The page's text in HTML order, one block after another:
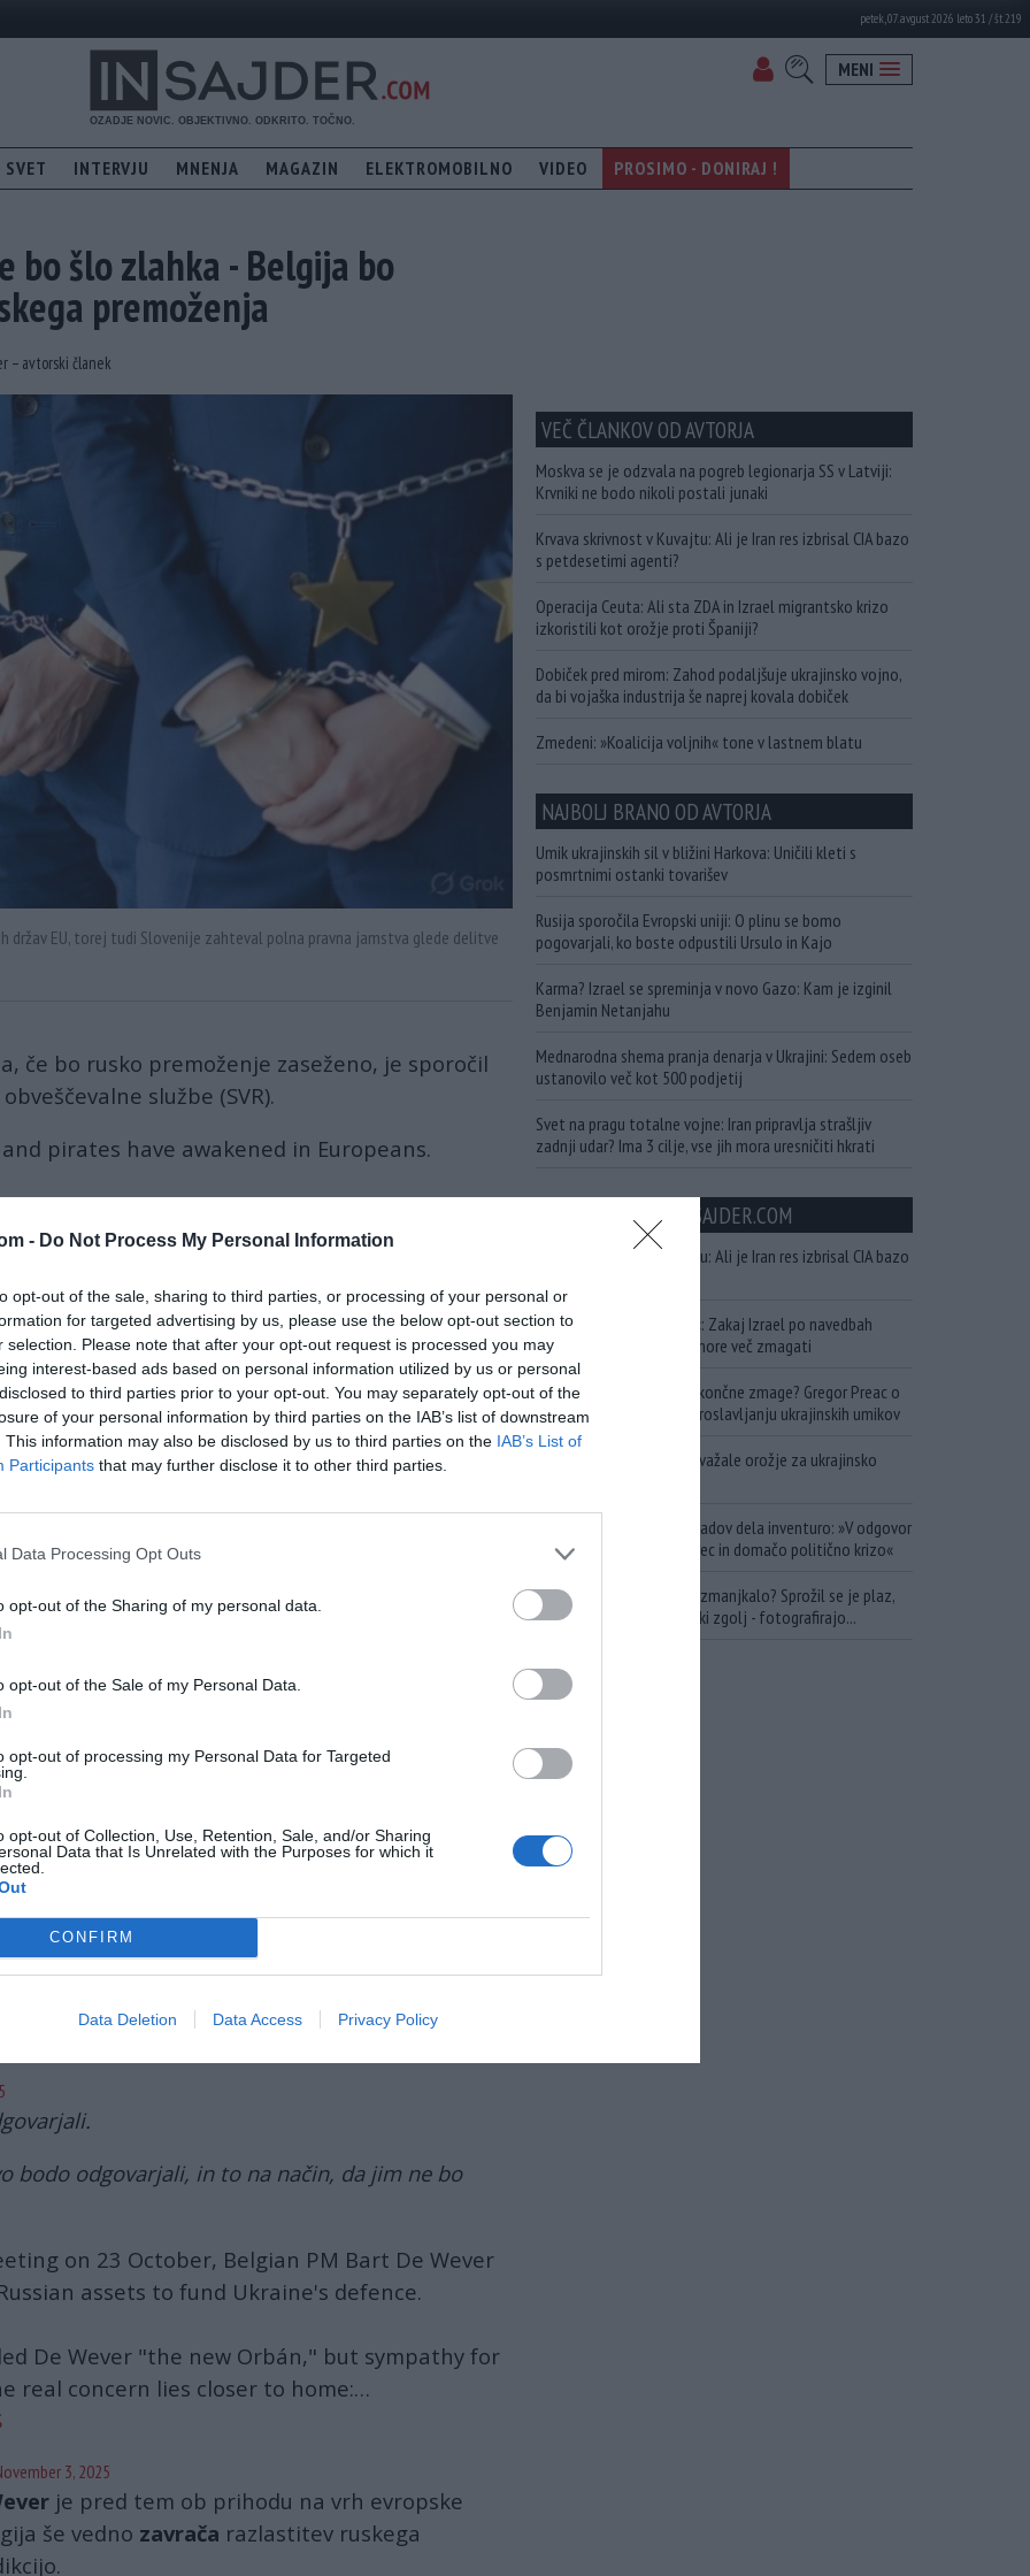
- Do Not Process My Personal Information
opt-out of the sale, sharing to third parties, or processing of your personal or
for targeted advertising by us, please use the below opt-out section to
selection. Please note that after your opt-out request is processed you may
interest-based ads based on personal information utilized by us or personal
to third parties prior to your opt-out. You may separately opt-out of the
of your personal information by third parties on the IAB’s list of downstream
This information may also be disclosed by us to third parties on the IAB’s List of
Participants that may further disclose it to other third parties.
Data Processing Opt Outs
opt-out of the Sharing of my personal data.
opt-out of the Sale of my Personal Data.
opt-out of processing my Personal Data for Targeted
opt-out of Collection, Use, Retention, Sale, and/or Sharing
Data that Is Unrelated with the Purposes for which it
CONFIRM
Data Deletion Data Access Privacy Policy
petek, 07. avgust 2026 leto 31 / št. 219
MENI
SVET INTERVJU MNENJA MAGAZIN ELEKTROMOBILNO VIDEO PROSIMO - DONIRAJ !
bo šlo zlahka - Belgija bo
premoženja
– avtorski članek
držav EU, torej tudi Slovenije zahteval polna pravna jamstva glede delitve
če bo rusko premoženje zaseženo, je sporočil
službe (SVR).
pirates have awakened in Europeans.
stealing Russian money is arranged, there is
response to any acts of banditry"
3jkPJmpjQ6
2025
in želje po porazuRusijeso se državeEvropske
ekonomske krize, njihovi proračuni so prazni.
žito na račun ukradenega ruskega premoženja.
ugotovila SVR.
— Russia’s Foreign Intel Service warns Belgium
Russian assets
wary of consequences, the service told TASS
— they will definitely be prosecuted’
2025
lastnicatega 'tatinskegavzajemnega
EU to steal Russian assets – Politico
bodo odgovarjali, in to na način, da jim ne bo
on 23 October, Belgian PM Bart De Wever
assets to fund Ukraine's defence.
De Wever "the new Orbán," but sympathy for
real concern lies closer to home:…
3, 2025
je pred tem ob prihodu na vrh evropske
še vedno zavrača razlastitev ruskega
VEČ ČLANKOV OD AVTORJA
Moskva se je odzvala na pogreb legionarja SS v Latviji:
Krvniki ne bodo nikoli postali junaki
Krvava skrivnost v Kuvajtu: Ali je Iran res izbrisal CIA bazo
s petdesetimi agenti?
Operacija Ceuta: Ali sta ZDA in Izrael migrantsko krizo
izkoristili kot orožje proti Španiji?
Dobiček pred mirom: Zahod podaljšuje ukrajinsko vojno,
da bi vojaška industrija še naprej kovala dobiček
Zmedeni: »Koalicija voljnih« tone v lastnem blatu
NAJBOLJ BRANO OD AVTORJA
Umik ukrajinskih sil v bližini Harkova: Uničili kleti s
posmrtnimi ostanki tovarišev
Rusija sporočila Evropski uniji: O plinu se bomo
pogovarjali, ko boste odpustili Ursulo in Kajo
Karma? Izrael se spreminja v novo Gazo: Kam je izginil
Benjamin Netanjahu
Mednarodna shema pranja denarja v Ukrajini: Sedem oseb
ustanovilo več kot 500 podjetij
Svet na pragu totalne vojne: Iran pripravlja strašljiv
zadnji udar? Ima 3 cilje, vse jih mora uresničiti hkrati
NAJBOLJ BRANO INSAJDER.COM
Krvava skrivnost v Kuvajtu: Ali je Iran res izbrisal CIA bazo
»Nemogoče jih prestreči«: Zakaj Izrael po navedbah
vrhunskega analitika ne more več zmagati
Od poraza do poraza do končne zmage? Gregor Preac o
Dnevnikovem bizarnem proslavljanju ukrajinskih umikov
Zadete tri ladje, ki so prevažale orožje za ukrajinsko
Ukrajina po kampanji napadov dela inventuro: »V odgovor
smo prejeli uničujoč udarec in domačo politično krizo«
Zakaj nafte na trgu še ni zmanjkalo? Sprožil se je plaz,
ob katerem pa se državniki zgolj - fotografirajo...